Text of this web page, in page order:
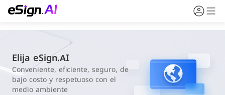
Elija eSign.AI
Conveniente, eficiente, seguro, de
bajo costo y respetuoso con el
medio ambiente